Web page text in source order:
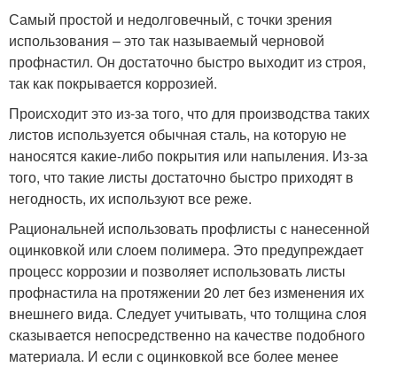
Самый простой и недолговечный, с точки зрения
использования – это так называемый черновой
профнастил. Он достаточно быстро выходит из строя,
так как покрывается коррозией.
Происходит это из-за того, что для производства таких
листов используется обычная сталь, на которую не
наносятся какие-либо покрытия или напыления. Из-за
того, что такие листы достаточно быстро приходят в
негодность, их используют все реже.
Рациональней использовать профлисты с нанесенной
оцинковкой или слоем полимера. Это предупреждает
процесс коррозии и позволяет использовать листы
профнастила на протяжении 20 лет без изменения их
внешнего вида. Следует учитывать, что толщина слоя
сказывается непосредственно на качестве подобного
материала. И если с оцинковкой все более менее